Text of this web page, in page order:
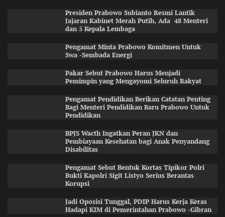
Presiden Prabowo Subianto Resmi Lantik
Jajaran Kabinet Merah Putih, Ada 48 Menteri
dan 5 Kepala Lembaga
Pengamat Minta Prabowo Komitmen Untuk
Swa -Sembada Energi
Pakar Sebut Prabowo Harus Menjadi
Pemimpin yang Mengayomi Seluruh Rakyat
Pengamat Pendidikan Berikan Catatan Penting
Bagi Menteri Pendidikan Baru Prabowo Untuk
Pendidikan
BPJS Wacth Ingatkan Peran JKN dan
Pembiayaan Kesehatan bagi Anak Penyandang
Disabilitas
Pengamat Sebut Bentuk Kortas Tipikor Polri
Bukti Kapolri Sigit Listyo Serius Berantas
Korupsi
Jadi Oposisi Tunggal, PDIP Harus Kerja Keras
Hadapi KIM di Pemerintahan Prabowo -Gibran